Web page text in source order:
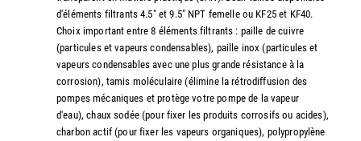
d'éléments filtrants 4.5" et 9.5" NPT femelle ou KF25 et KF40.
Choix important entre 8 éléments filtrants : paille de cuivre
(particules et vapeurs condensables), paille inox (particules et
vapeurs condensables avec une plus grande résistance à la
corrosion), tamis moléculaire (élimine la rétrodiffusion des
pompes mécaniques et protège votre pompe de la vapeur
d'eau), chaux sodée (pour fixer les produits corrosifs ou acides),
charbon actif (pour fixer les vapeurs organiques), polypropylène